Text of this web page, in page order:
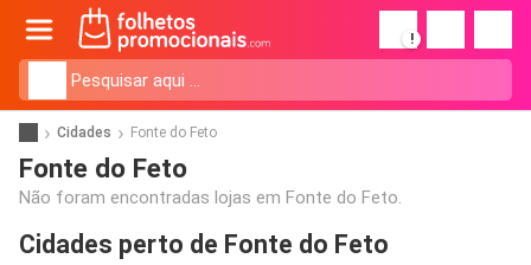
!
Cidades Fonte do Feto
Fonte do Feto
Não foram encontradas lojas em Fonte do Feto.
Cidades perto de Fonte do Feto